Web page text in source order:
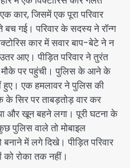
कार, जिसमें एक पूरा परिवार
गई। परिवार के सदस्य ने रॉन्ग
कार में सवार बाप-बेटे ने न
आए। पीड़ित परिवार ने तुरंत
मौके पर पहुंची। पुलिस के आने के
हुए। एक हमलावर ने पुलिस की
के सिर पर ताबड़तोड़ वार कर
और खून बहने लगा। पूरी घटना के
पुलिस वाले तो मोबाइल
में लगे दिखे। पीड़ित परिवार
रोका तक नहीं।